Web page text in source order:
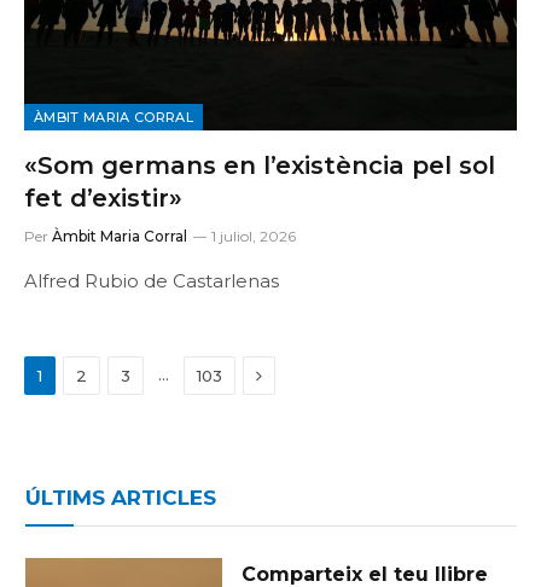
ÀMBIT MARIA CORRAL
«Som germans en l’existència pel sol
fet d’existir»
Per Àmbit Maria Corral 1 juliol, 2026
Alfred Rubio de Castarlenas
1 2 3 … 103 Next
ÚLTIMS ARTICLES
Comparteix el teu llibre